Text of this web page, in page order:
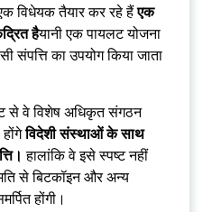
विधेयक तैयार कर रहे हैंएक
हैयानी एक पायलट योजना
संपत्ति का उपयोग किया जाता
से वे विशेष अधिकृत संगठन
होंगेविदेशी संस्थाओं के साथ
हालांकि वे इसे स्पष्ट नहीं
से बिटकॉइन और अन्य
होंगी।